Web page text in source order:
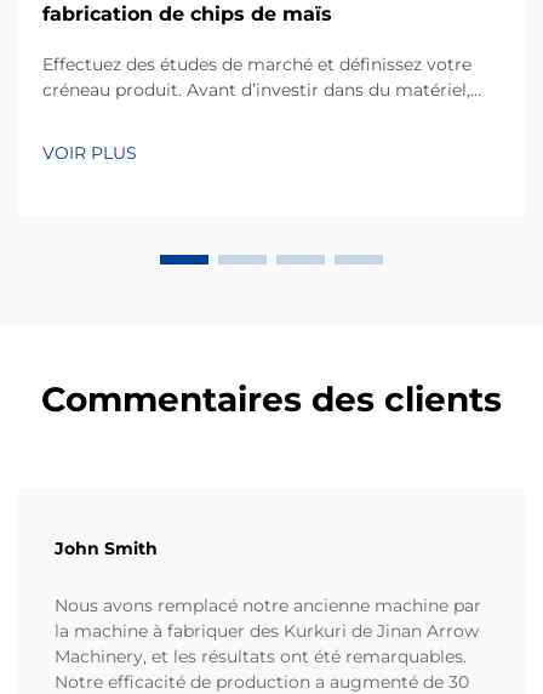
fabrication de chips de maïs
Effectuez des études de marché et définissez votre
créneau produit. Avant d’investir dans du matériel,
consommateurs locaux. Les chips de maïs, fabriquées
VOIR PLUS
Commentaires des clients
John Smith
Nous avons remplacé notre ancienne machine par
la machine à fabriquer des Kurkuri de Jinan Arrow
Machinery, et les résultats ont été remarquables.
Notre efficacité de production a augmenté de 30